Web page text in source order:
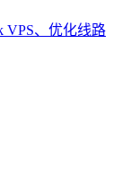
VPS、优化线路